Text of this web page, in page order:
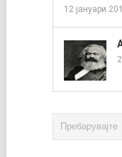
12 јануари